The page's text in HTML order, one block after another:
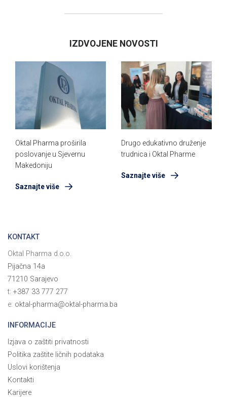
IZDVOJENE NOVOSTI
Oktal Pharma proširila
poslovanje u Sjevernu
Makedoniju
Saznajte više
Drugo edukativno druženje
trudnica i Oktal Pharme
Saznajte više
KONTAKT
Oktal Pharma d.o.o.
Pijačna 14a
71210 Sarajevo
t: +387 33 777 277
e: oktal-pharma@oktal-pharma.ba
INFORMACIJE
Izjava o zaštiti privatnosti
Politika zaštite ličnih podataka
Uslovi korištenja
Kontakti
Karijere